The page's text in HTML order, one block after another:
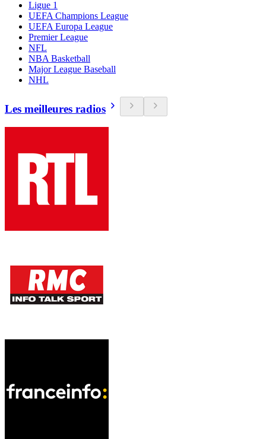
Ligue 1
UEFA Champions League
UEFA Europa League
Premier League
NFL
NBA Basketball
Major League Baseball
NHL
Les meilleures radios